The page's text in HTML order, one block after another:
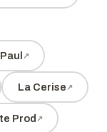
La Cerise
Prod